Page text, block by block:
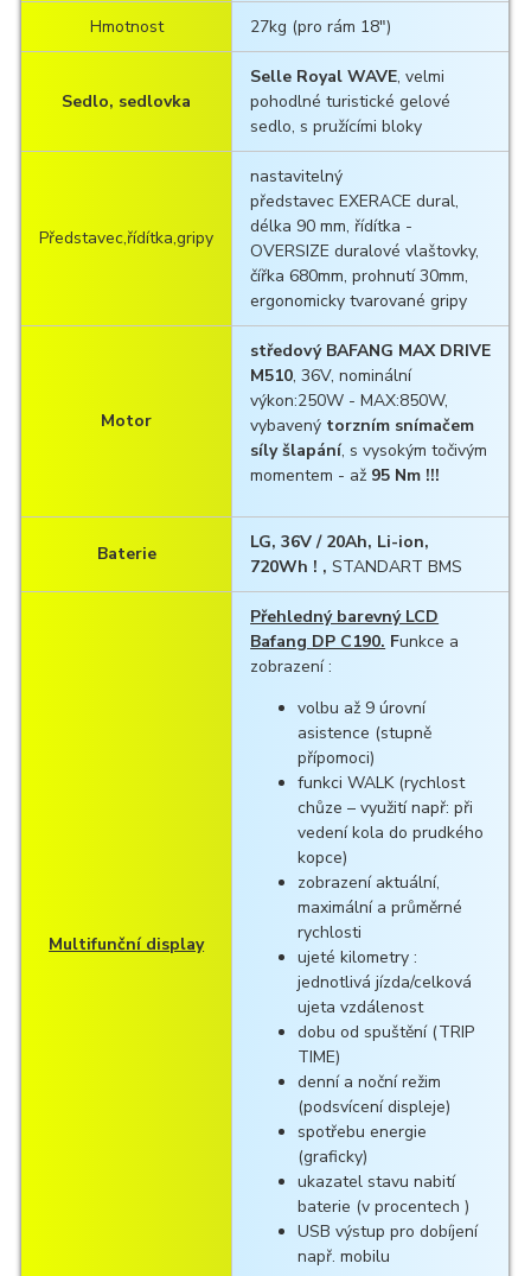
Hmotnost 27kg (pro rám 18")
Sedlo, sedlovka
Selle Royal WAVE, velmi
pohodlné turistické gelové
sedlo, s pružícími bloky
Představec,řídítka,gripy
nastavitelný
představec EXERACE dural,
délka 90 mm, řídítka -
OVERSIZE duralové vlaštovky,
čířka 680mm, prohnutí 30mm,
ergonomicky tvarované gripy
Motor
středový BAFANG MAX DRIVE
M510, 36V, nominální
výkon:250W - MAX:850W,
vybavený torzním snímačem
síly šlapání, s vysokým točivým
momentem - až 95 Nm !!!
Baterie
LG, 36V / 20Ah, Li-ion,
720Wh ! ,STANDART BMS
Multifunční display
Přehledný barevný LCD
Bafang DP C190. Funkce a
zobrazení :
volbu až 9 úrovní
asistence (stupně
přípomoci)
funkci WALK (rychlost
chůze – využití např: při
vedení kola do prudkého
kopce)
zobrazení aktuální,
maximální a průměrné
rychlosti
ujeté kilometry :
jednotlivá jízda/celková
ujeta vzdálenost
dobu od spuštění (TRIP
TIME)
denní a noční režim
(podsvícení displeje)
spotřebu energie
(graficky)
ukazatel stavu nabití
baterie (v procentech )
USB výstup pro dobíjení
např. mobilu